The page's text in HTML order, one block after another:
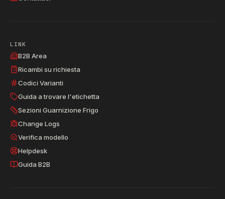
LINK
B2B Area
Ricambi su richiesta
Codici Varianti
Guida a trovare l'etichetta
Sezioni Guarnizione Frigo
Change Logs
Verifica modello
Helpdesk
Guida B2B